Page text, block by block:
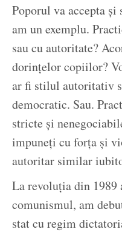
Poporul va accepta și
am un exemplu.
sau cu autoritate?
dorințelor copiilor?
ar fi stilul autoritativ
democratic. Sau.
stricte și
impuneți cu forța și
autoritar similar
La revoluția din 1989
comunismul, am
stat cu regim